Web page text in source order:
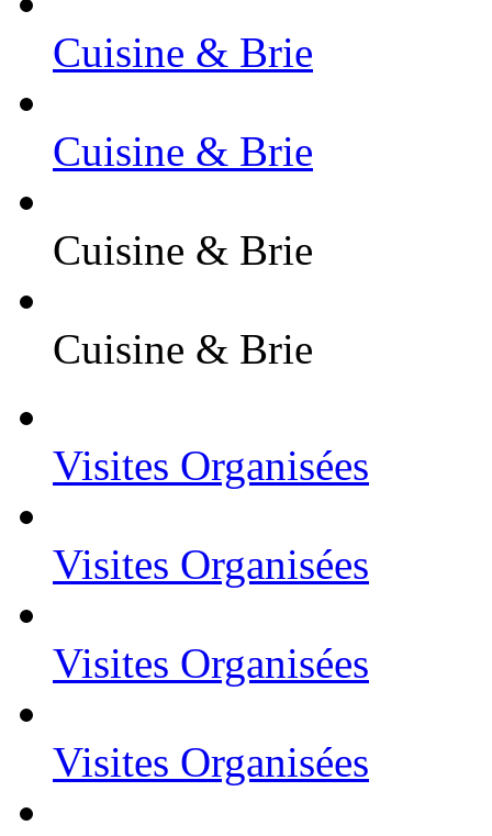
Cuisine & Brie
Cuisine & Brie
Cuisine & Brie
Cuisine & Brie
Visites Organisées
Visites Organisées
Visites Organisées
Visites Organisées